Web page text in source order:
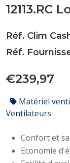
12113.RC
Réf. Clim
Réf.
€239,97
Matériel
Ventilateurs
Confort et
Economie